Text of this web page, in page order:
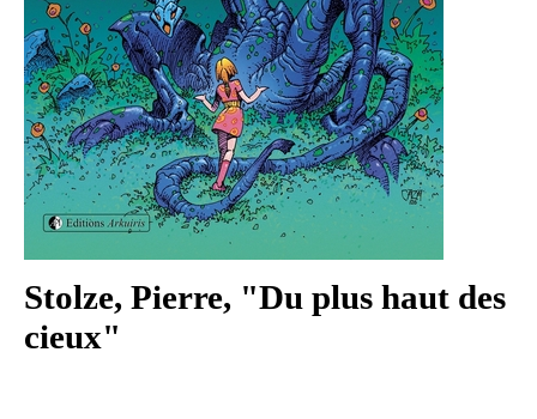
Stolze, Pierre, "Du plus haut des
cieux"